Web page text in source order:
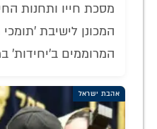
מסכת חייו ותחנות
המכונן לישיבת
המרוממים ב'יחידות'
אהבת ישראל